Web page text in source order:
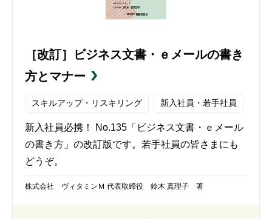
［改訂］ビジネス文書・ｅメールの書き
方とマナー
スキルアップ・リスキリング 新入社員・若手社員
新入社員必携！ No.135「ビジネス文書・ｅメール
の書き方」の改訂版です。若手社員の皆さまにも
どうぞ。
株式会社 ヴィタミンＭ 代表取締役 鈴木 真理子 著